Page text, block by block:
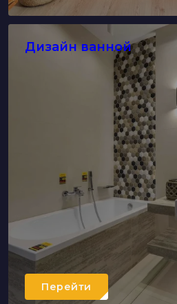
Дизайн ванной
Перейти